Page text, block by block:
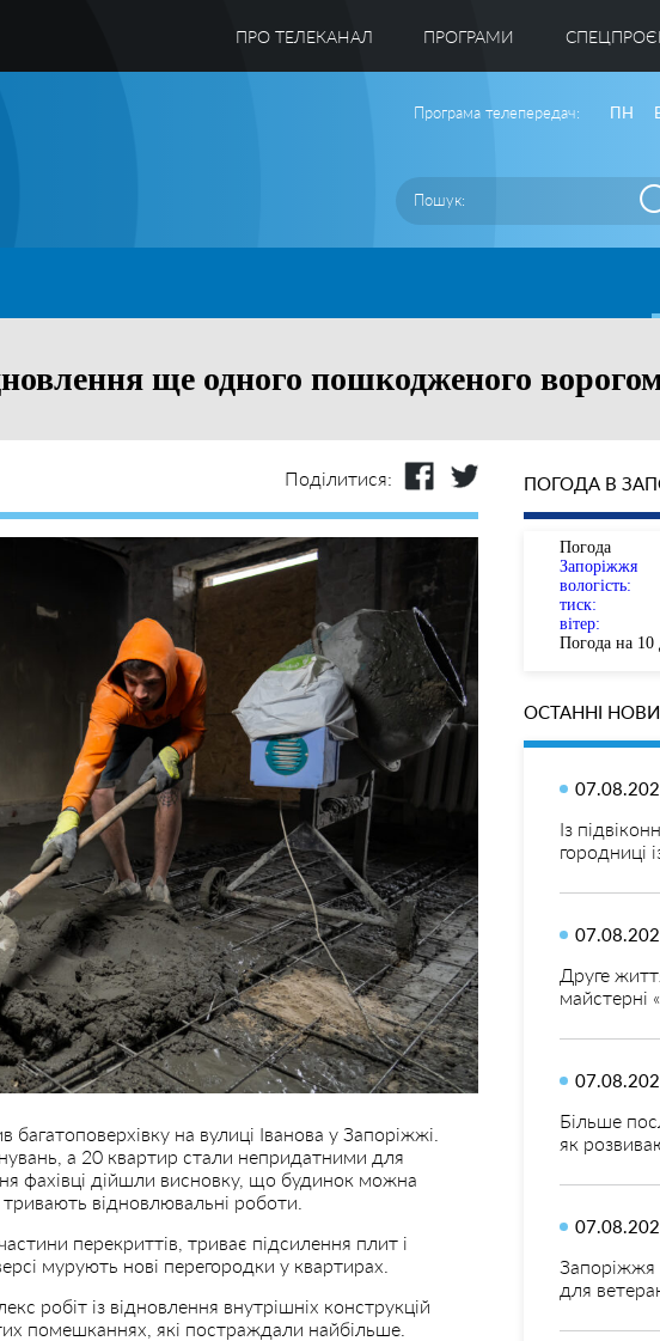
ПРО ТЕЛЕКАНАЛ ПРОГРАМИ
Програма телепередач: ПН
ще одного пошкодженого
Поділитися:
на вулиці Іванова у Запоріжжі.
а 20 квартир стали непридатними для
фахівці дійшли висновку, що будинок можна
відновлювальні роботи.
перекриттів, триває підсилення плит і
мурують нові перегородки у квартирах.
робіт із відновлення внутрішніх конструкцій
помешканнях, які постраждали найбільше.
ПОГОДА В
Погода
Запоріжжя
вологість:
тиск:
вітер:
Погода на 10
ОСТАННІ
Із
городниці
Друге
майстерні
Більше
як
Запоріжжя
для